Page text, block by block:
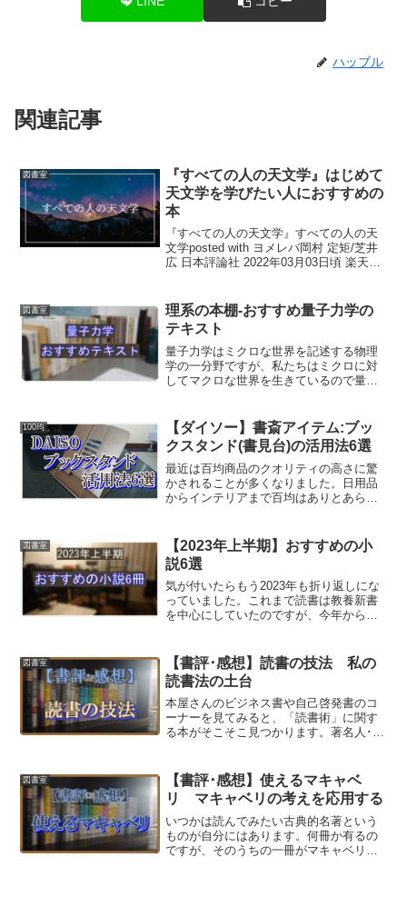
ハッブル
関連記事
図書室
『すべての人の天文学』はじめて
天文学を学びたい人におすすめの
本
『すべての人の天文学』すべての人の天
文学posted with ヨメレバ岡村 定矩/芝井
広 日本評論社 2022年03月03日頃 楽天ブ
ている...
図書室
理系の本棚-おすすめ量子力学の
テキスト
量子力学はミクロな世界を記述する物理
学の一分野ですが、私たちはミクロに対
してマクロな世界を生きているので量子
学を理解するのは大変難しいと思いま
す。そこで今回はおすすめの...
100均
【ダイソー】書斎アイテム:ブッ
クスタンド(書見台)の活用法6選
最近は百均商品のクオリティの高さに驚
かされることが多くなりました。日用品
からインテリアまで百均はありとあらゆ
うなのが売られているとつい嬉しくなっ
てしまいます。ブックスタ...
図書室
【2023年上半期】おすすめの小
説6選
気が付いたらもう2023年も折り返しにな
っていました。これまで読書は教養新書
を中心にしていたのですが、今年からは
かった小説を6冊紹介しようと思います。
ほとんどが有名...
図書室
【書評･感想】読書の技法 私の
読書法の土台
本屋さんのビジネス書や自己啓発書のコ
ーナーを見てみると、「読書術」に関す
る本がそこそこ見つかります。著名人･有
んで損することはないのでしょうが、は
じめの１冊を選ぶとなる...
図書室
【書評･感想】使えるマキャベ
リ マキャベリの考えを応用する
いつかは読んでみたい古典的名著という
ものが自分にはあります。何冊か有るの
ですが、そのうちの一冊がマキャベリの